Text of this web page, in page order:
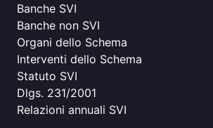
Banche SVI
Banche non SVI
Organi dello Schema
Interventi dello Schema
Statuto SVI
Dlgs. 231/2001
Relazioni annuali SVI